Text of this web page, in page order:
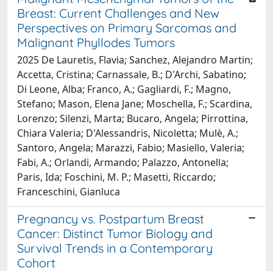
Breast: Current Challenges and New
Perspectives on Primary Sarcomas and
Malignant Phyllodes Tumors
2025 De Lauretis, Flavia; Sanchez, Alejandro Martin;
Accetta, Cristina; Carnassale, B.; D'Archi, Sabatino;
Di Leone, Alba; Franco, A.; Gagliardi, F.; Magno,
Stefano; Mason, Elena Jane; Moschella, F.; Scardina,
Lorenzo; Silenzi, Marta; Bucaro, Angela; Pirrottina,
Chiara Valeria; D'Alessandris, Nicoletta; Mulè, A.;
Santoro, Angela; Marazzi, Fabio; Masiello, Valeria;
Fabi, A.; Orlandi, Armando; Palazzo, Antonella;
Paris, Ida; Foschini, M. P.; Masetti, Riccardo;
Franceschini, Gianluca
Pregnancy vs. Postpartum Breast
Cancer: Distinct Tumor Biology and
Survival Trends in a Contemporary
Cohort